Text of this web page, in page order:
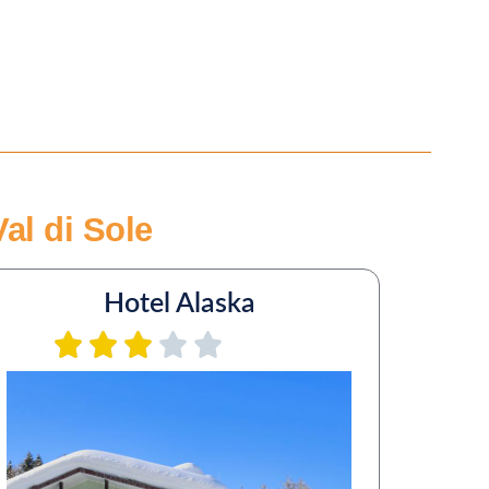
di Sole
Hotel Alaska